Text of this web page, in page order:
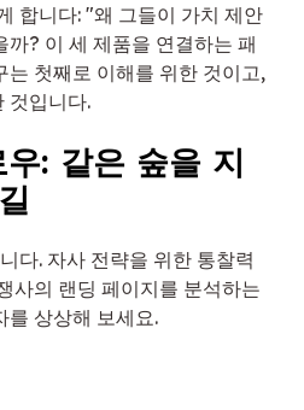
합니다: "왜 그들이 가치 제안
까? 이 세 제품을 연결하는 패
는 첫째로 이해를 위한 것이고,
것입니다.
: 같은 숲을 지
다. 자사 전략을 위한 통찰력
사의 랜딩 페이지를 분석하는
를 상상해 보세요.